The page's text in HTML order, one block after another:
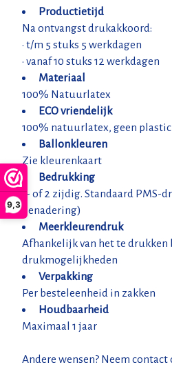
9,3
Productietijd
Na ontvangst drukakkoord:
• t/m 5 stuks 5 werkdagen
• vanaf 10 stuks 12 werkdagen
Materiaal
100% Natuurlatex
ECO vriendelijk
100% natuurlatex, geen plastic
Ballonkleuren
Zie kleurenkaart
Bedrukking
1- of 2 zijdig. Standaard PMS-
benadering)
Meerkleurendruk
Afhankelijk van het te drukken
drukmogelijkheden
Verpakking
Per besteleenheid in zakken
Houdbaarheid
Maximaal 1 jaar
Andere wensen? Neem contact